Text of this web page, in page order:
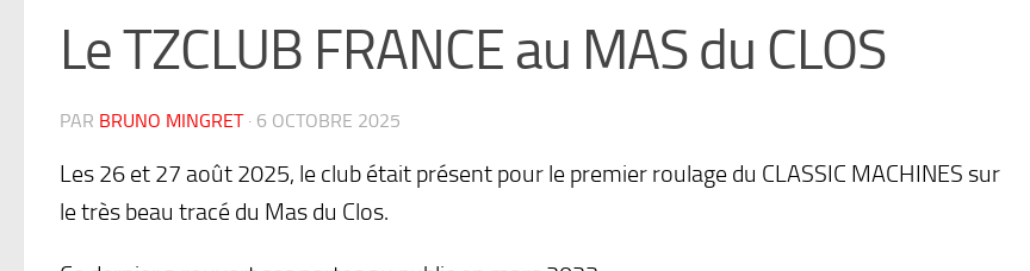
Le TZCLUB FRANCE au MAS du CLOS
PAR BRUNO MINGRET · 6 OCTOBRE 2025
Les 26 et 27 août 2025, le club était présent pour le premier roulage du CLASSIC MACHINES sur
le très beau tracé du Mas du Clos.